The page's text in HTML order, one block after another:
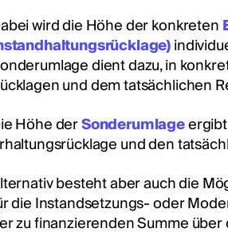
wird die Höhe der konkreten
dient dazu, in
und dem tatsächlichen
Höhe derSonderumlage
und den
besteht aber auch die
die Instandsetzungs- oder
zu finanzierenden Summe